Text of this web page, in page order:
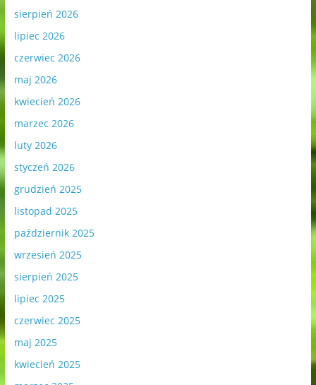
sierpień 2026
lipiec 2026
czerwiec 2026
maj 2026
kwiecień 2026
marzec 2026
luty 2026
styczeń 2026
grudzień 2025
listopad 2025
październik 2025
wrzesień 2025
sierpień 2025
lipiec 2025
czerwiec 2025
maj 2025
kwiecień 2025